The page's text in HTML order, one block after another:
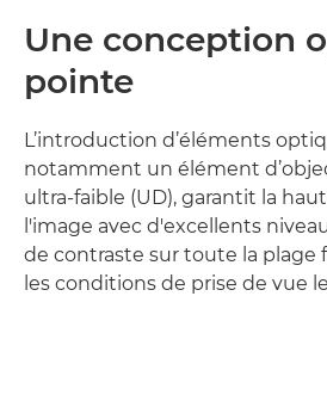
Une conception
pointe
L’introduction d’éléments
notamment un élément
ultra-faible (UD), garantit la
l'image avec d'excellents
de contraste sur toute la plage
les conditions de prise de vue